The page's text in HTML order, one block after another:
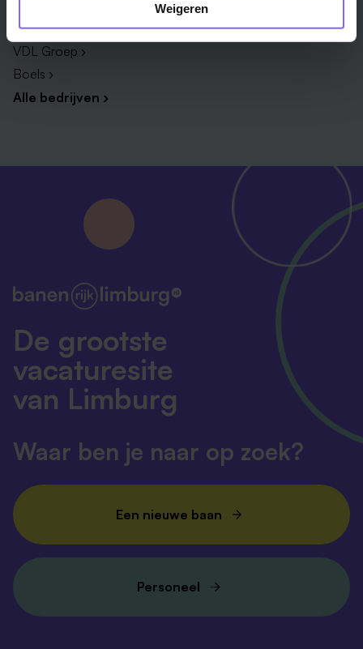
Weigeren
Daelzicht ›
VDL Groep ›
Boels ›
Alle bedrijven ›
De grootste
vacaturesite
van Limburg
Waar ben je naar op zoek?
Een nieuwe baan
Personeel